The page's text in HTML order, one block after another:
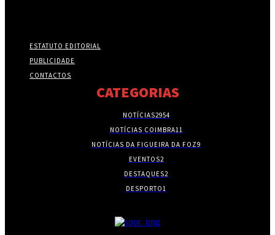
ESTATUTO EDITORIAL
PUBLICIDADE
CONTACTOS
CATEGORIAS
NOTÍCIAS2954
NOTÍCIAS COIMBRA11
NOTÍCIAS DA FIGUEIRA DA FOZ9
EVENTOS2
DESTAQUES2
DESPORTO1